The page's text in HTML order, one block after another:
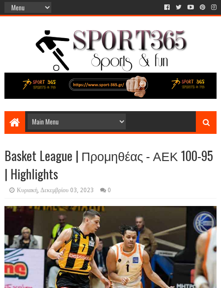
Basket League | Προμηθέας - ΑΕΚ 100-95
| Highlights
Κυριακή, Δεκεμβρίου 03, 2023 0